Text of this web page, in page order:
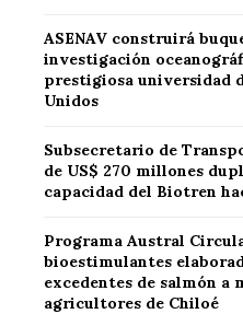
ASENAV construirá
investigación
prestigiosa universidad
Unidos
Subsecretario de
de US$ 270 millones
capacidad del Biotren
Programa Austral
bioestimulantes
excedentes de salmón a
agricultores de Chiloé